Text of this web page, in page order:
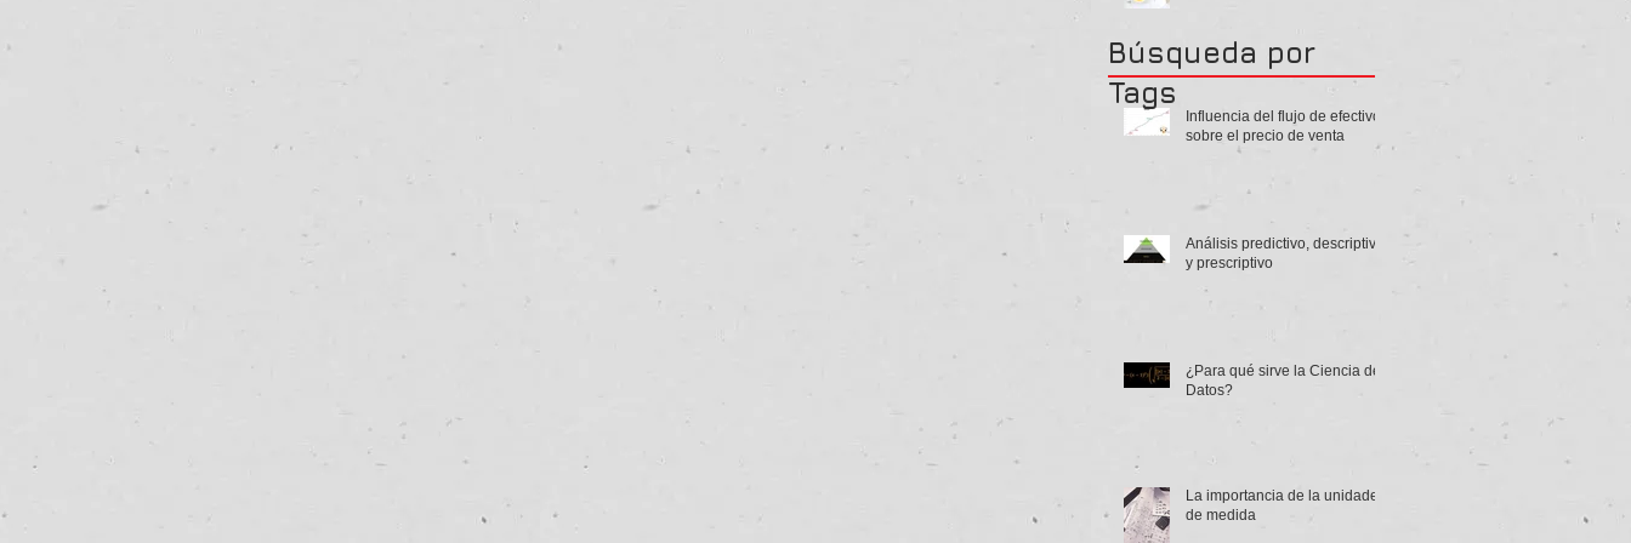
Influencia del flujo de efectivo
sobre el precio de venta
Análisis predictivo, descriptivo
y prescriptivo
¿Para qué sirve la Ciencia de
Datos?
La importancia de la unidades
de medida
Búsqueda por
Tags